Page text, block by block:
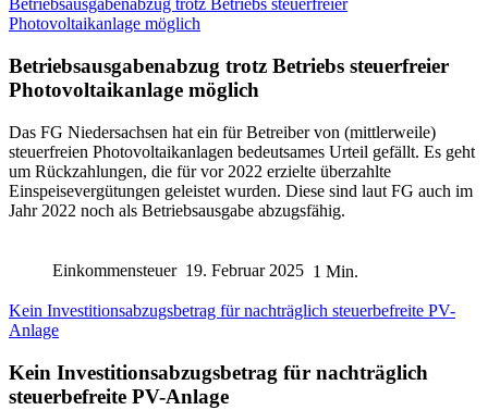
Betriebsausgabenabzug trotz Betriebs steuerfreier
Photovoltaikanlage möglich
Betriebsausgabenabzug trotz Betriebs steuerfreier
Photovoltaikanlage möglich
Das FG Niedersachsen hat ein für Betreiber von (mittlerweile)
steuerfreien Photovoltaikanlagen bedeutsames Urteil gefällt. Es geht
um Rückzahlungen, die für vor 2022 erzielte überzahlte
Einspeisevergütungen geleistet wurden. Diese sind laut FG auch im
Jahr 2022 noch als Betriebsausgabe abzugsfähig.
Einkommensteuer 19. Februar 2025 1 Min.
Kein Investitionsabzugsbetrag für nachträglich steuerbefreite PV-
Anlage
Kein Investitionsabzugsbetrag für nachträglich
steuerbefreite PV-Anlage